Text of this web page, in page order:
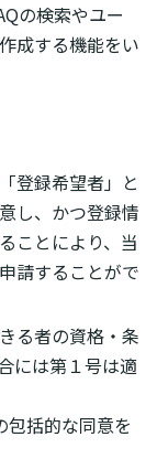
の検索やユー
成する機能をい
登録希望者」と
し、かつ登録情
ことにより、当
請することがで
る者の資格・条
には第１号は適
括的な同意を